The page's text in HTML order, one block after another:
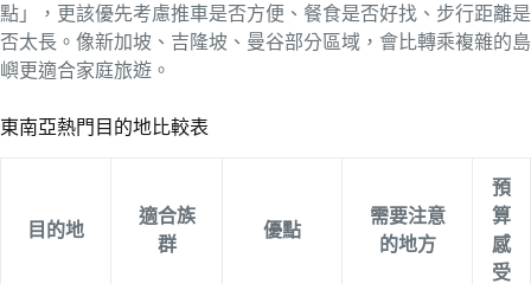
點」，更該優先考慮推車是否方便、餐食是否好找、步行距離是
否太長。像新加坡、吉隆坡、曼谷部分區域，會比轉乘複雜的島
嶼更適合家庭旅遊。
東南亞熱門目的地比較表
目的地
適合族
群
優點
需要注意
的地方
預
算
感
受